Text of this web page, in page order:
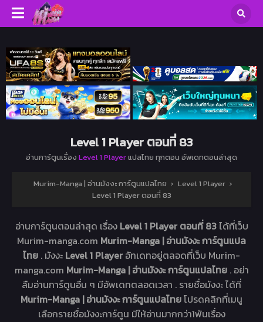
Level 1 Player ตอนที่ 83
อ่านการ์ตูนเรื่อง Level 1 Playerแปลไทย ทุกตอน อัพเดทตอนล่าสุด
Murim-Manga | อ่านมังงะ การ์ตูนแปลไทย › Level 1 Player ›
Level 1 Player ตอนที่ 83
อ่านการ์ตูนตอนล่าสุด เรื่อง Level 1 Player ตอนที่ 83ได้ที่เว็บ
Murim-manga.com Murim-Manga | อ่านมังงะ การ์ตูนแปล
ไทย . มังงะ Level 1 Player อัทเดทอยู่ตลอดที่เว็บ Murim-
manga.com Murim-Manga | อ่านมังงะ การ์ตูนแปลไทย . อย่า
ลืมอ่านการ์ตูนอื่น ๆ มีอัพเดทตลอดเวลา . รายชื่อมังงะ ได้ที่
Murim-Manga | อ่านมังงะ การ์ตูนแปลไทยโปรดคลิกที่เมนู
เลือกรายชื่อมังงะการ์ตูน มีให้อ่านมากกว่า1พันเรื่อง